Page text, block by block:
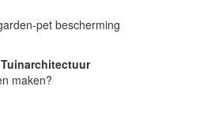
pet bescherming
maken?